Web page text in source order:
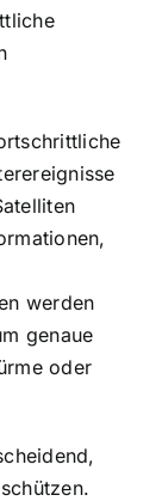
werden
genaue
oder